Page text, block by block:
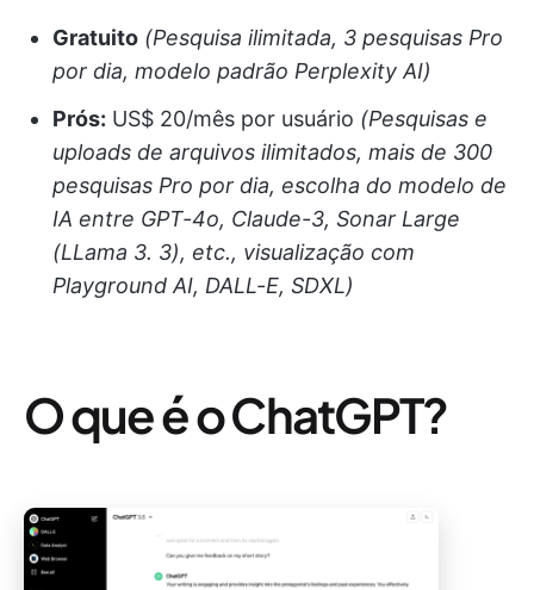
Gratuito (Pesquisa ilimitada, 3 pesquisas Pro
por dia, modelo padrão Perplexity AI)
Prós: US$ 20/mês por usuário (Pesquisas e
uploads de arquivos ilimitados, mais de 300
pesquisas Pro por dia, escolha do modelo de
IA entre GPT-4o, Claude-3, Sonar Large
(LLama 3. 3), etc., visualização com
Playground AI, DALL-E, SDXL)
O que é o ChatGPT?